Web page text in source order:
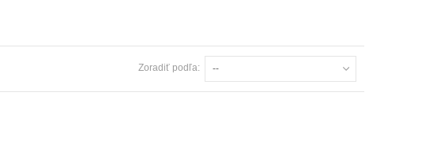
Zoradiť podľa: --